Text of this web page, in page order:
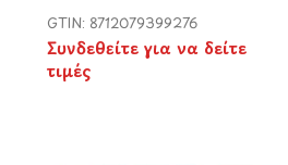
GTIN: 8712079399276
Συνδεθείτε για να δείτε
τιμές